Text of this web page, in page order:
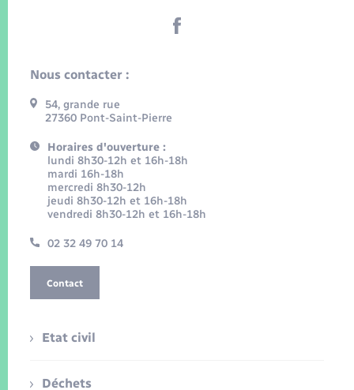
Nous contacter :
54, grande rue
27360 Pont-Saint-Pierre
Horaires d'ouverture :
lundi 8h30-12h et 16h-18h
mardi 16h-18h
mercredi 8h30-12h
jeudi 8h30-12h et 16h-18h
vendredi 8h30-12h et 16h-18h
02 32 49 70 14
Contact
Etat civil
Déchets